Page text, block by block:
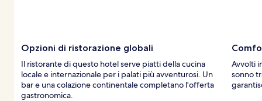
Opzioni di ristorazione globali
Il ristorante di questo hotel serve piatti della cucina
locale e internazionale per i palati più avventurosi. Un
bar e una colazione continentale completano l'offerta
gastronomica.
Avvolti
sonno